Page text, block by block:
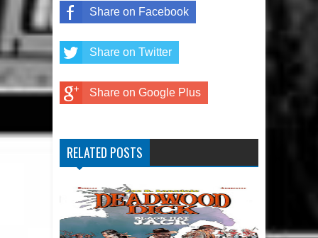
Share on Facebook
Share on Twitter
Share on Google Plus
RELATED POSTS